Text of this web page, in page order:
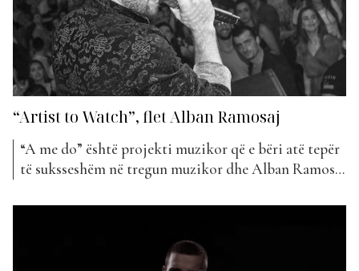
“Artist to Watch”, flet Alban Ramosaj
“A me do” është projekti muzikor që e bëri atë tepër
të suksseshëm në tregun muzikor dhe Alban Ramosaj
muzikës moderne shqiptare si Kida, 2TON, Mozzik
Watch”. Në një intervistë të dhënë për...